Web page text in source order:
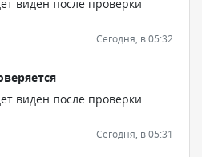
виден после проверки
Сегодня, в 05:32
виден после проверки
Сегодня, в 05:31